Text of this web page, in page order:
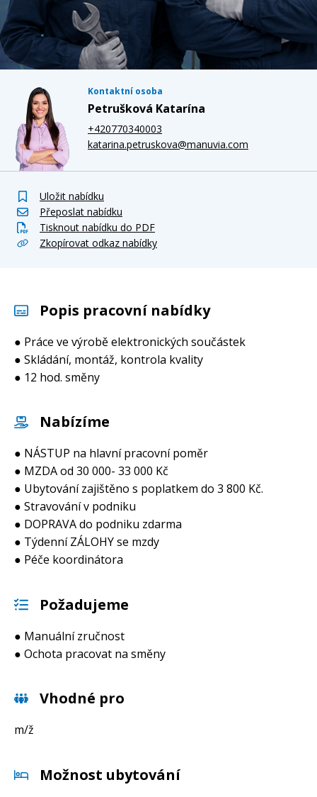
Kontaktní osoba
Petrušková Katarína
+420770340003
katarina.petruskova@manuvia.com
Uložit nabídku
Přeposlat nabídku
Tisknout nabídku do PDF
Zkopírovat odkaz nabídky
Popis pracovní nabídky
● Práce ve výrobě elektronických součástek
● Skládání, montáž, kontrola kvality
● 12 hod. směny
Nabízíme
● NÁSTUP na hlavní pracovní poměr
● MZDA od 30 000- 33 000 Kč
● Ubytování zajištěno s poplatkem do 3 800 Kč.
● Stravování v podniku
● DOPRAVA do podniku zdarma
● Týdenní ZÁLOHY se mzdy
● Péče koordinátora
Požadujeme
● Manuální zručnost
● Ochota pracovat na směny
Vhodné pro
m/ž
Možnost ubytování